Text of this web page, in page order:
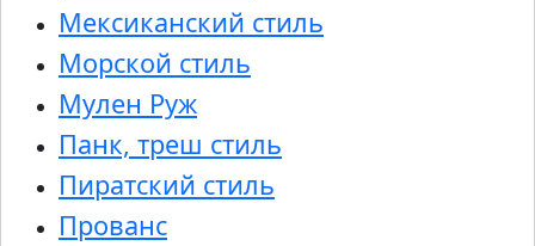
Мексиканский стиль
Морской стиль
Мулен Руж
Панк, треш стиль
Пиратский стиль
Прованс